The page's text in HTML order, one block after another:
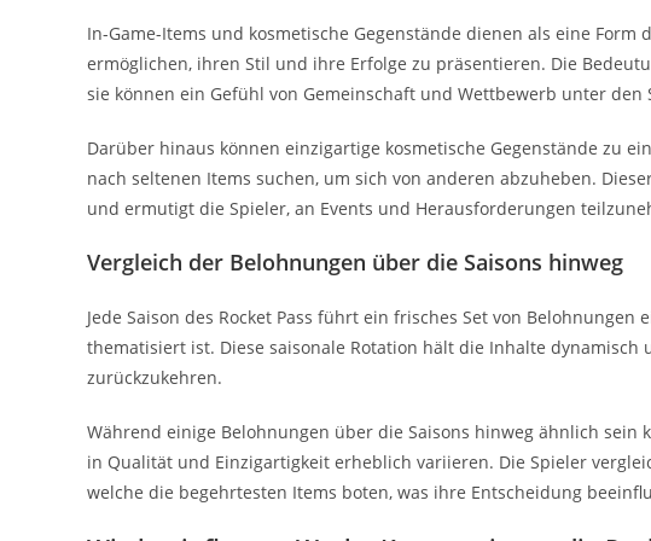
In-Game-Items und kosmetische Gegenstände dienen als eine
ermöglichen, ihren Stil und ihre Erfolge zu präsentieren. Die
sie können ein Gefühl von Gemeinschaft und Wettbewerb unter den
Darüber hinaus können einzigartige kosmetische Gegenstände zu
nach seltenen Items suchen, um sich von anderen abzuheben.
und ermutigt die Spieler, an Events und Herausforderungen
Vergleich der Belohnungen über die Saisons hinweg
Jede Saison des Rocket Pass führt ein frisches Set von
thematisiert ist. Diese saisonale Rotation hält die Inhalte
zurückzukehren.
Während einige Belohnungen über die Saisons hinweg ähnlich sein
in Qualität und Einzigartigkeit erheblich variieren. Die Spieler
welche die begehrtesten Items boten, was ihre Entscheidung